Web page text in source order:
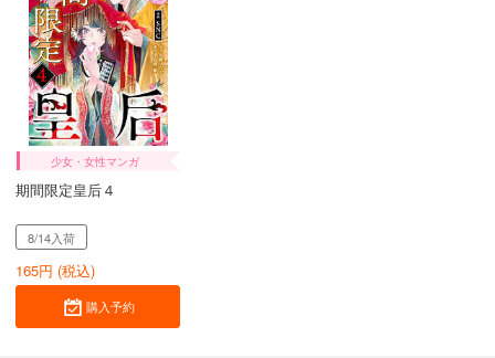
少女・女性マンガ
期間限定皇后４
8/14入荷
165円 (税込)
購入予約